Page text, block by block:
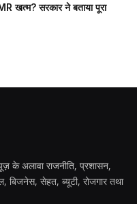
खत्म? सरकार ने बताया पूरा
के अलावा राजनीति, प्रशासन,
बिजनेस, सेहत, ब्यूटी, रोजगार तथा